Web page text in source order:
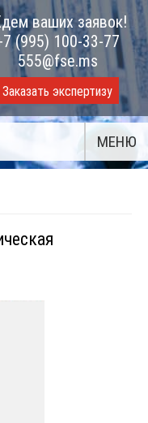
ваших заявок!
(995) 100-33-77
555@fse.ms
Заказать экспертизу
МЕНЮ